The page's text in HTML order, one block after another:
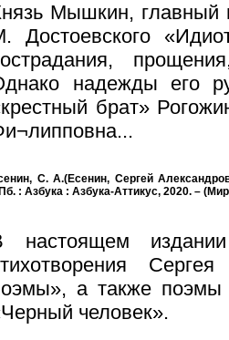
Мышкин, главный
Достоевского
надежды его
брат»
С. А.(Есенин, Сергей
: Азбука : Азбука-Аттикус, 2020. –
настоящем
а также поэмы
человек».